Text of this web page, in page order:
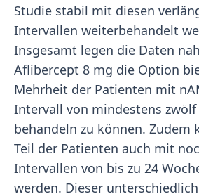
Studie stabil mit diesen
Intervallen weiterbehandelt
Insgesamt legen die Daten
Aflibercept 8 mg die Option
Mehrheit der Patienten mit
Intervall von mindestens zwölf
behandeln zu können. Zudem
Teil der Patienten auch mit
Intervallen von bis zu 24
werden. Dieser